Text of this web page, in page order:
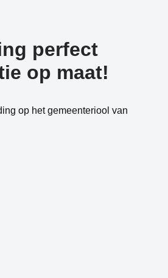
perfect
op maat!
op het gemeenteriool van